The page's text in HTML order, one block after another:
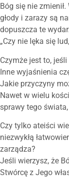
Bóg się nie
głody i zarazy są
dopuszcza te
„Czy nie lęka się
Czymże jest to,
Inne wyjaśnienia
Jakie przyczyny
Nawet w wielu
sprawy tego
Czy tylko ateiści
niezwykłą
zarządza?
Jeśli wierzysz, że
Stwórcę z Jego